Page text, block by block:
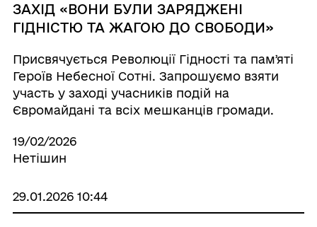
ЗАХІД «ВОНИ БУЛИ ЗАРЯДЖЕНІ
ГІДНІСТЮ ТА ЖАГОЮ ДО СВОБОДИ»
Присвячується Революції Гідності та памʼяті
Героїв Небесної Сотні. Запрошуємо взяти
участь у заході учасників подій на
Євромайдані та всіх мешканців громади.
19/02/2026
Нетішин
29.01.2026 10:44